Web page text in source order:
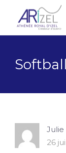
Softball
Julie
26